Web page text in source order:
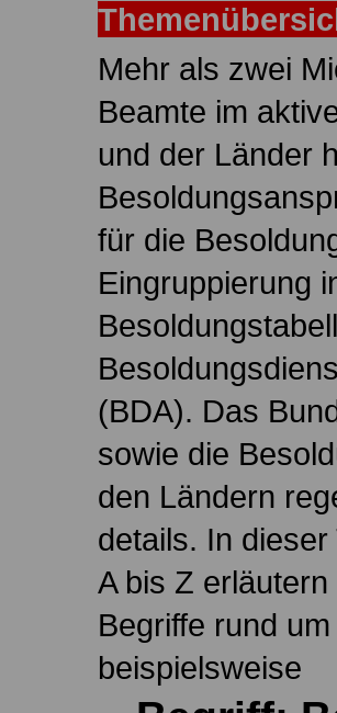
Mehr als zwei
Beamte im
und der Länder
für die
Eingruppierung
(BDA). Das
sowie die
den Ländern
details. In
A bis Z
Begriffe rund
beispielsweise